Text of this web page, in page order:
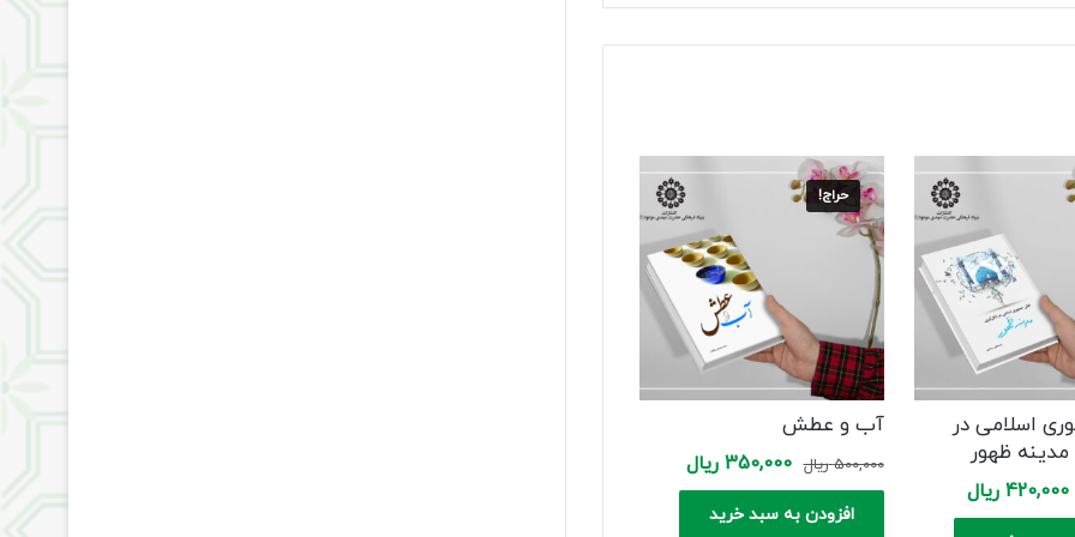
اسلامی در
ظهور
Original
price
420,000 ریالCurrent
price
حراج!
آب و عطش
500,000 ریال Original
price
was:
350,000 ریالCurrent
price
افزودن به سبد خرید